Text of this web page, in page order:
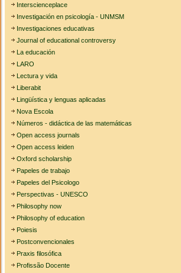
Interscienceplace
Investigación en psicología - UNMSM
Investigaciones educativas
Journal of educational controversy
La educación
LARO
Lectura y vida
Liberabit
Lingüística y lenguas aplicadas
Nova Escola
Números - didáctica de las matemáticas
Open access journals
Open access leiden
Oxford scholarship
Papeles de trabajo
Papeles del Psicologo
Perspectivas - UNESCO
Philosophy now
Philosophy of education
Poiesis
Postconvencionales
Praxis filosófica
Profissão Docente